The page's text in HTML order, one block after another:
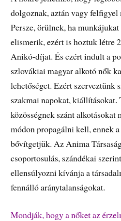
dolgoznak, aztán vagy
Persze, örülnek, ha
elismerik, ezért is hoztuk létre
Anikó-díjat. És ezért indult a
szlovákiai magyar alkotó nők
lehetőséget. Ezért szerveztünk
szakmai napokat, kiállításokat.
közösségnek szánt alkotásokat
módon propagálni kell, ennek
bővítgetjük. Az Anima
csoportosulás, szándékai
ellensúlyozni kívánja a
fennálló aránytalanságokat.
Mondják, hogy a nőket az